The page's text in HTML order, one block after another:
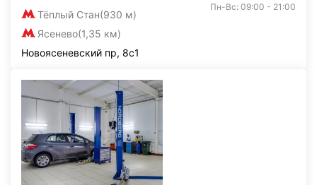
Тёплый Стан(930 м)
Ясенево(1,35 км)
Пн-Вс: 09:00 - 21:00
Новоясеневский пр, 8с1